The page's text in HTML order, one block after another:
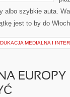
albo szybkie auta.
jest to by do
MEDIALNA I
EUROPY